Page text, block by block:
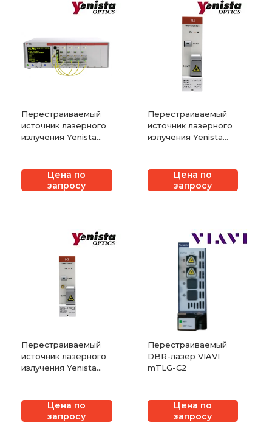
Перестраиваемый
источник лазерного
излучения Yenista
Цена по
запросу
Перестраиваемый
источник лазерного
излучения Yenista
Цена по
запросу
Перестраиваемый
источник лазерного
излучения Yenista
Цена по
запросу
Перестраиваемый
DBR-лазер VIAVI
mTLG-C2
Цена по
запросу